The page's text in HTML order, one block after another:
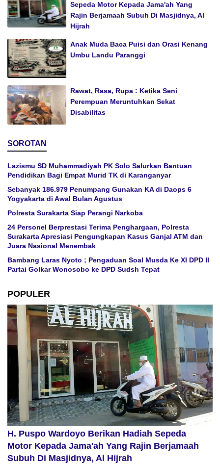
Sepeda Motor Kepada Jama'ah Yang
Rajin Berjamaah Subuh Di Masjidnya, Al
Hijrah
Anak Muda Baca Puisi dan Orasi Kenang
Umbu Landu Paranggi
Rawat, Rasa, Rupa : Ketika Seni
Perempuan Meruntuhkan Sekat
Disabilitas
SOROTAN
Lazismu SD Muhammadiyah PK Solo Salurkan Bantuan
Pendidikan Bagi Empat Murid TK di Karanganyar
Sebanyak 186.979 Penumpang Gunakan KA di Daops 6
Yogyakarta di Awal Bulan Agustus
Polresta Surakarta Siap Perangi Narkoba
24 Personel Berprestasi Terima Penghargaan, Polresta
Surakarta Apresiasi Pengungkapan Kasus Ganjal ATM dan
Juara Nasional Menembak
Bambang Laras Nyoto ; Pengaduan Soal Musda Ke XI DPD II
Partai Golkar Wonosobo ke DPD Sudsh Tepat
POPULER
H. Puspo Wardoyo Berikan Hadiah Sepeda
Motor Kepada Jama'ah Yang Rajin Berjamaah
Subuh Di Masjidnya, Al Hijrah